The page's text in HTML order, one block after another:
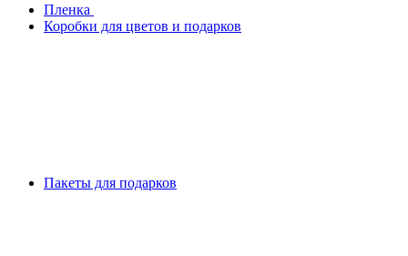
Плeнка
Коробки для цветов и подарков
Пакеты для подарков